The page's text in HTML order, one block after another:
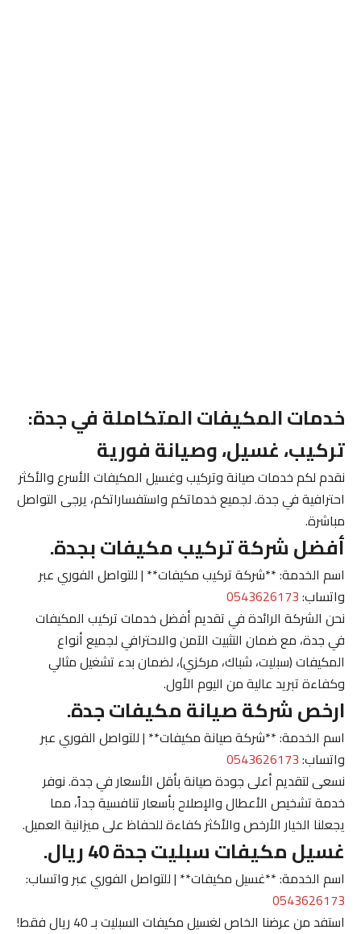
خدمات المكيفات المتكاملة في جدة:
تركيب، غسيل، وصيانة فورية
نقدم لكم خدمات صيانة وتركيب وغسيل المكيفات الأسرع والأكثر
احترافية في جدة. لجميع خدماتكم واستفساراتكم، يرجى التواصل
مباشرة.
أفضل شركة تركيب مكيفات بجدة.
اسم الخدمة: **شركة تركيب مكيفات** | للتواصل الفوري عبر
واتساب:0543626173
نحن الشركة الرائدة في تقديم أفضل خدمات تركيب المكيفات
في جدة، مع ضمان التثبيت الآمن والاحترافي لجميع أنواع
المكيفات (سبليت، شباك، مركزي)، لضمان بدء تشغيل مثالي
وكفاءة تبريد عالية من اليوم الأول.
ارخص شركة صيانة مكيفات جدة.
اسم الخدمة: **شركة صيانة مكيفات** | للتواصل الفوري عبر
واتساب:0543626173
نسعى لتقديم أعلى جودة صيانة بأقل الأسعار في جدة. نوفر
خدمة تشخيص الأعطال والإصلاح بأسعار تنافسية جداً، مما
يجعلنا الخيار الأرخص والأكثر كفاءة للحفاظ على ميزانية العميل.
غسيل مكيفات سبليت جدة 40 ريال.
اسم الخدمة: **غسيل مكيفات** | للتواصل الفوري عبر واتساب:
0543626173
استفد من عرضنا الخاص لغسيل مكيفات السبليت بـ 40 ريال فقط!